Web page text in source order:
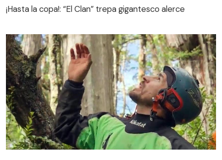
¡Hasta la copa!: “El Clan” trepa gigantesco alerce